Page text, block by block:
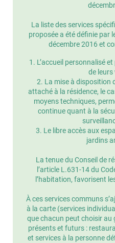
La liste des services
proposée a été définie par
décembre 2016 et
1. L’accueil personnalisé
de
2. La mise à disposition
attaché à la résidence, le
moyens techniques,
continue quant à la
3. Le libre accès aux
jardins
La tenue du Conseil de
l’article L.631-14 du
l’habitation, favorisent
À ces services communs
à la carte (services
que chacun peut choisir au
présents et futurs :
et services à la personne